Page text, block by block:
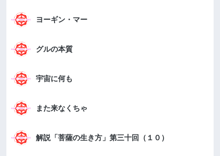
ヨーギン・マー
グルの本質
宇宙に何も
また来なくちゃ
解説「菩薩の生き方」第三十回（１０）